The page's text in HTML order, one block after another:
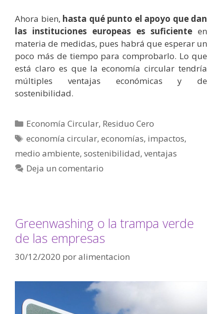
Ahora bien, hasta qué punto el apoyo que dan
las instituciones europeas es suficiente en
materia de medidas, pues habrá que esperar un
poco más de tiempo para comprobarlo. Lo que
está claro es que la economía circular tendría
múltiples ventajas económicas y de
sostenibilidad.
Economía Circular, Residuo Cero
economía circular,economías, impactos,
medio ambiente, sostenibilidad, ventajas
Deja un comentario
Greenwashing o la trampa verde
de las empresas
30/12/2020 poralimentacion